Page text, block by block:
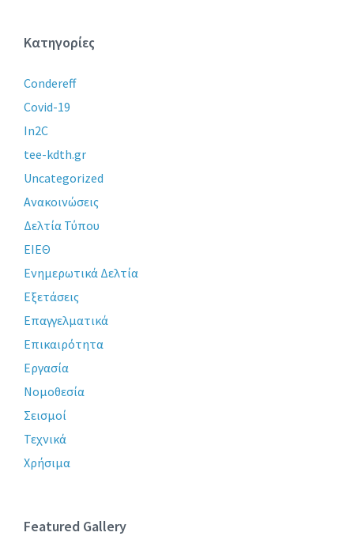
Κατηγορίες
Condereff
Covid-19
In2C
tee-kdth.gr
Uncategorized
Ανακοινώσεις
Δελτία Τύπου
ΕΙΕΘ
Ενημερωτικά Δελτία
Εξετάσεις
Επαγγελματικά
Επικαιρότητα
Εργασία
Νομοθεσία
Σεισμοί
Τεχνικά
Χρήσιμα
Featured Gallery